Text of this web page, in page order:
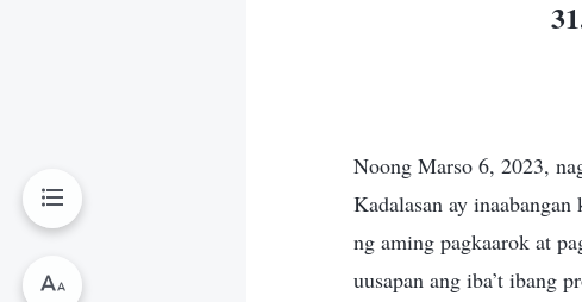
Noong Marso 6, 2023,
Kadalasan ay
ng aming pagkaarok at
uusapan ang iba’t ibang